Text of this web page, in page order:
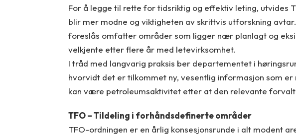
For å legge til rette for tidsriktig og effektiv leting, utvides
blir mer modne og viktigheten av skrittvis utforskning
foreslås omfatter områder som ligger nær planlagt og
velkjente etter flere år med letevirksomhet.
I tråd med langvarig praksis ber departementet i
hvorvidt det er tilkommet ny, vesentlig informasjon som
kan være petroleumsaktivitet etter at den relevante
TFO – Tildeling i forhåndsdefinerte områder
TFO-ordningen er en årlig konsesjonsrunde i alt modent